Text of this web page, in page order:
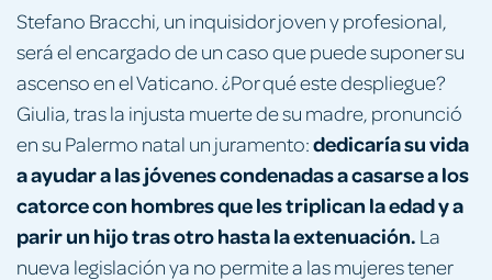
Stefano Bracchi, un inquisidor joven y profesional,
será el encargado de un caso que puede suponer su
ascenso en el Vaticano. ¿Por qué este despliegue?
Giulia, tras la injusta muerte de su madre, pronunció
en su Palermo natal un juramento:dedicaría su vida
a ayudar a las jóvenes condenadas a casarse a los
catorce con hombres que les triplican la edad y a
parir un hijo tras otro hasta la extenuación. La
nueva legislación ya no permite a las mujeres tener